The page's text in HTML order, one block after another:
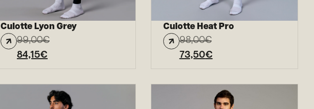
Culotte Lyon Grey
99,00€
84,15€
Culotte Heat Pro
98,00€
73,50€